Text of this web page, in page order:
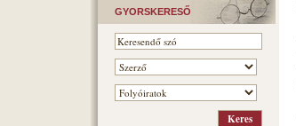
GYORSKERESŐ